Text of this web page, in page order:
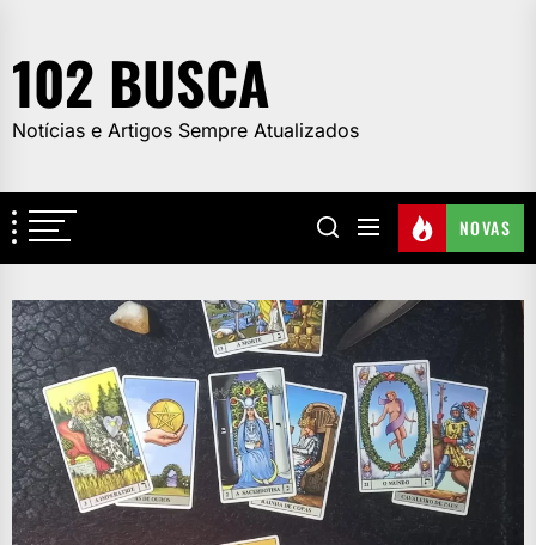
the
content
102 BUSCA
Notícias e Artigos Sempre Atualizados
NOVAS